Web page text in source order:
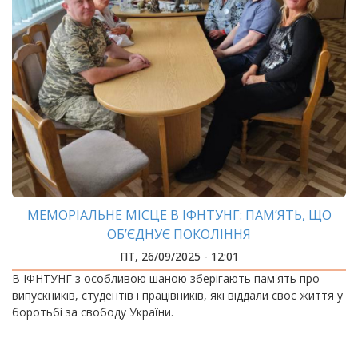
МЕМОРІАЛЬНЕ МІСЦЕ В ІФНТУНГ: ПАМ’ЯТЬ, ЩО
ОБ’ЄДНУЄ ПОКОЛІННЯ
ПТ, 26/09/2025 - 12:01
В ІФНТУНГ з особливою шаною зберігають пам'ять про
випускників, студентів і працівників, які віддали своє життя у
боротьбі за свободу України.